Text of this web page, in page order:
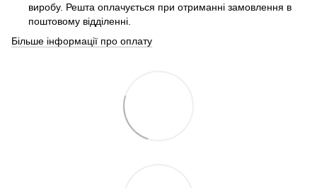
виробу. Решта оплачується при отриманні замовлення в
поштовому відділенні.
Більше інформації про оплату